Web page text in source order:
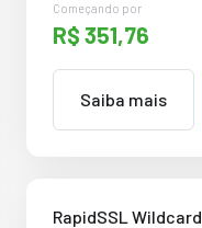
Começando por
R$ 351,76
Saiba mais
RapidSSL Wildcard